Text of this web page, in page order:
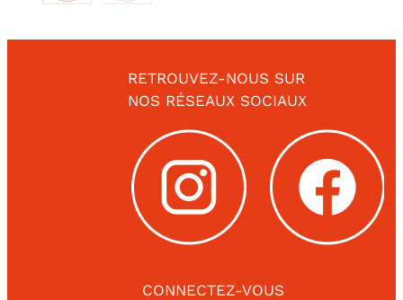
RETROUVEZ-NOUS SUR
NOS RÉSEAUX SOCIAUX
CONNECTEZ-VOUS